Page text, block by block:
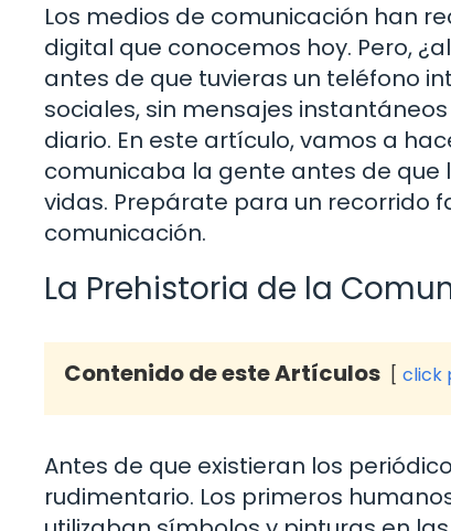
Los medios de comunicación han
digital que conocemos hoy. Pero,
antes de que tuvieras un teléfono
sociales, sin mensajes
diario. En este artículo, vamos a
comunicaba la gente antes de
vidas. Prepárate para un recorrido
comunicación.
La Prehistoria de la
Contenido de este Artículos click
Antes de que existieran los
rudimentario. Los primeros